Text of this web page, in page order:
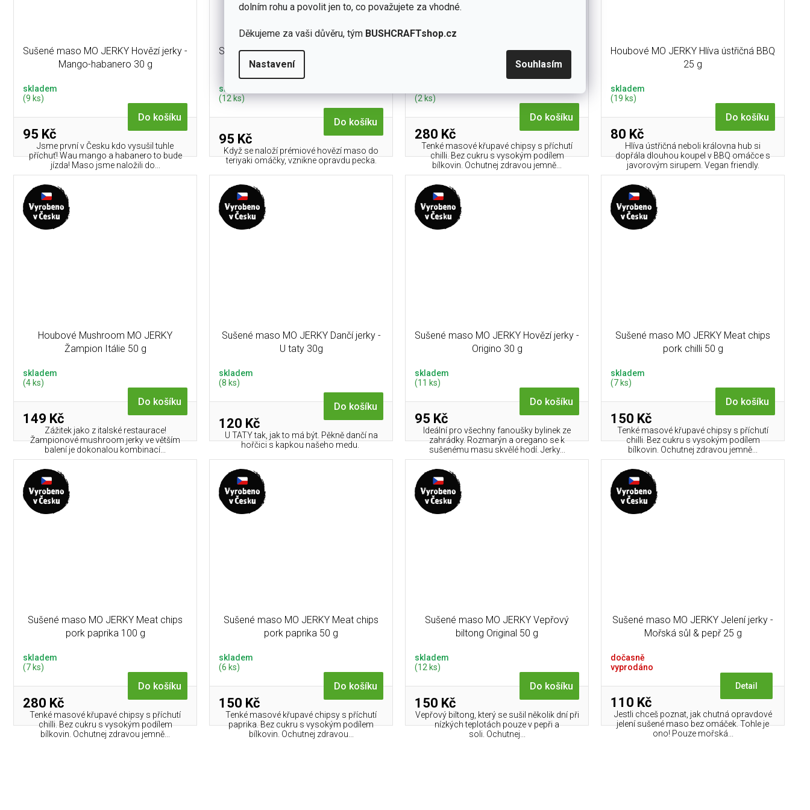
dolním rohu a povolit jen to, co považujete za vhodné.
Děkujeme za vaši důvěru, tým BUSHCRAFTshop.cz
Nastavení Souhlasím
Sušené maso MO JERKY Hovězí jerky -
Mango-habanero 30 g
skladem
(9 ks)
95 Kč
Do košíku
Jsme první v Česku kdo vysušil tuhle
příchuť! Wau mango a habanero to bude
jízda! Maso jsme naložili do...
Sušené maso MO JERKY Hovězí jerky -
Teriyaki 30 g
skladem
(12 ks)
95 Kč
Do košíku
Když se naloží prémiové hovězí maso do
teriyaki omáčky, vznikne opravdu pecka.
Sušené maso MO JERKY Meat chips
pork chilli 100 g
(2 ks)
280 Kč
Do košíku
Tenké masové křupavé chipsy s příchutí
chilli. Bez cukru s vysokým podílem
bílkovin. Ochutnej zdravou jemně...
Houbové MO JERKY Hlíva ústřičná BBQ
25 g
skladem
(19 ks)
80 Kč
Do košíku
Hlíva ústřičná neboli královna hub si
dopřála dlouhou koupel v BBQ omáčce s
javorovým sirupem. Vegan friendly.
Houbové Mushroom MO JERKY
Žampion Itálie 50 g
skladem
(4 ks)
149 Kč
Do košíku
Zážitek jako z italské restaurace!
Žampionové mushroom jerky ve větším
balení je dokonalou kombinací...
Sušené maso MO JERKY Dančí jerky -
U taty 30g
skladem
(8 ks)
120 Kč
Do košíku
U TATY tak, jak to má být. Pěkně dančí na
hořčici s kapkou našeho medu.
Sušené maso MO JERKY Hovězí jerky -
Origino 30 g
skladem
(11 ks)
95 Kč
Do košíku
Ideální pro všechny fanoušky bylinek ze
zahrádky. Rozmarýn a oregano se k
sušenému masu skvělé hodí. Jerky...
Sušené maso MO JERKY Meat chips
pork chilli 50 g
skladem
(7 ks)
150 Kč
Do košíku
Tenké masové křupavé chipsy s příchutí
chilli. Bez cukru s vysokým podílem
bílkovin. Ochutnej zdravou jemně...
Sušené maso MO JERKY Meat chips
pork paprika 100 g
skladem
(7 ks)
280 Kč
Do košíku
Tenké masové křupavé chipsy s příchutí
chilli. Bez cukru s vysokým podílem
bílkovin. Ochutnej zdravou jemně...
Sušené maso MO JERKY Meat chips
pork paprika 50 g
skladem
(6 ks)
150 Kč
Do košíku
Tenké masové křupavé chipsy s příchutí
paprika. Bez cukru s vysokým podílem
bílkovin. Ochutnej zdravou...
Sušené maso MO JERKY Vepřový
biltong Original 50 g
skladem
(12 ks)
150 Kč
Do košíku
Vepřový biltong, který se sušil několik dní při
nízkých teplotách pouze v pepři a
soli. Ochutnej...
Sušené maso MO JERKY Jelení jerky -
Mořská sůl & pepř 25 g
dočasně
vyprodáno
110 Kč
Detail
Jestli chceš poznat, jak chutná opravdové
jelení sušené maso bez omáček. Tohle je
ono! Pouze mořská...